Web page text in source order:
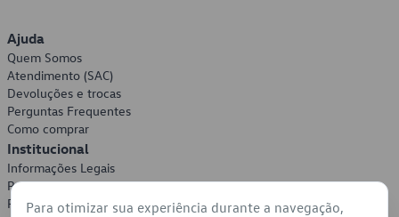
Ajuda
Quem Somos
Atendimento (SAC)
Devoluções e trocas
Perguntas Frequentes
Como comprar
Institucional
Informações Legais
Política de Privacidade
Política de Cookies
Para otimizar sua experiência durante a navegação,